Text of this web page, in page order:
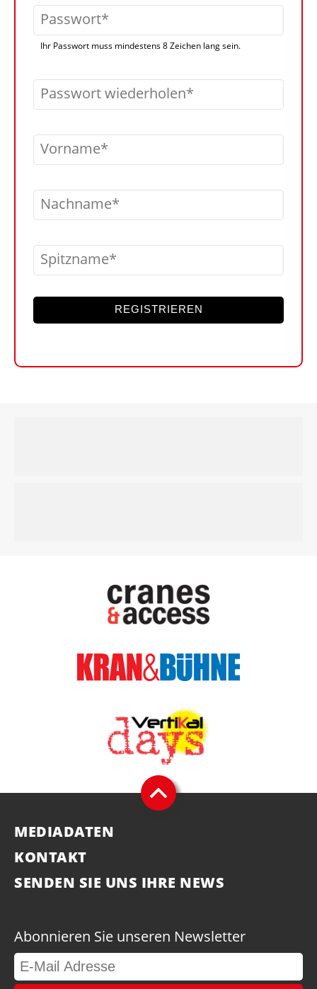
Passwort
Ihr Passwort muss mindestens 8 Zeichen lang sein.
Passwort wiederholen
Vorname
Nachname
Spitzname
REGISTRIEREN
MEDIADATEN
KONTAKT
SENDEN SIE UNS IHRE NEWS
Abonnieren Sie unseren Newsletter